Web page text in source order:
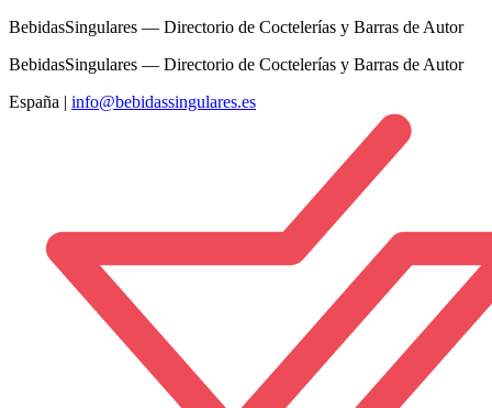
BebidasSingulares — Directorio de Coctelerías y Barras de Autor
BebidasSingulares — Directorio de Coctelerías y Barras de Autor
España | info@bebidassingulares.es